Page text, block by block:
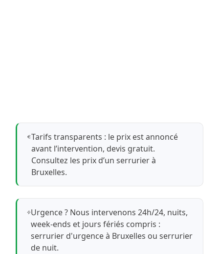
Tarifs transparents : le prix est annoncé
avant l’intervention, devis gratuit.
Consultez les prix d’un serrurier à
Bruxelles.
Urgence ? Nous intervenons 24h/24, nuits,
week-ends et jours fériés compris :
serrurier d'urgence à Bruxelles ouserrurier
de nuit.